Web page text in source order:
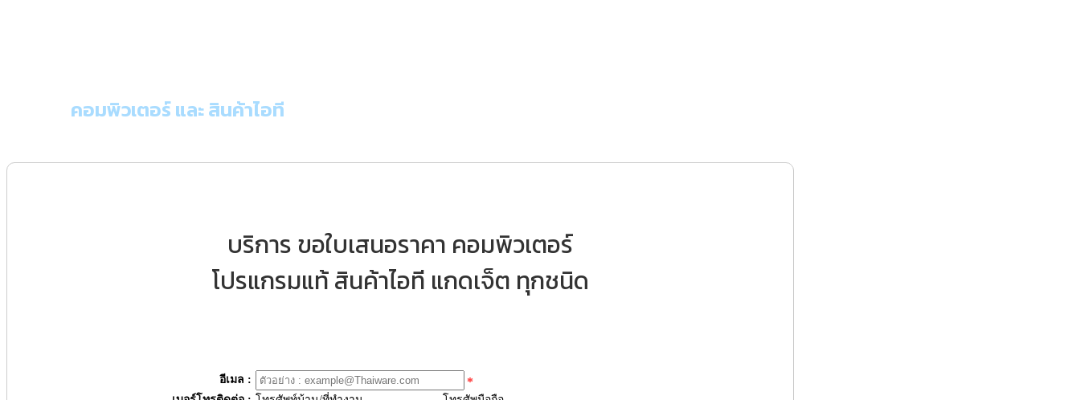
คอมพิวเตอร์ และ สินค้าไอที
บริการ ขอใบเสนอราคา คอมพิวเตอร์
โปรแกรมแท้ สินค้าไอที แกดเจ็ต ทุกชนิด
อีเมล : *